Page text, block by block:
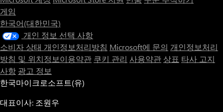
게임
한국어(대한민국)
개인 정보 선택 사항
소비자 상태 개인정보처리방침 Microsoft에 문의 개인정보처리
방침 및 위치정보이용약관 쿠키 관리 사용약관 상표 타사 고지
사항 광고 정보
한국마이크로소프트(유)
대표이사: 조원우